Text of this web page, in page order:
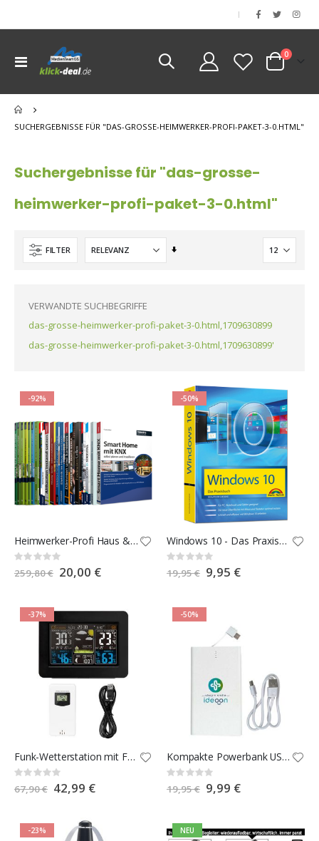
|
Navigation
umschalten
Cart
0Artikel
SUCHERGEBNISSE FÜR "DAS-GROSSE-HEIMWERKER-PROFI-PAKET-3-0.HTML"
Suchergebnisse für "das-grosse-
heimwerker-profi-paket-3-0.html"
FILTER
Aufsteigend
VERWANDTE SUCHBEGRIFFE
das-grosse-heimwerker-profi-paket-3-0.html,1709630899
das-grosse-heimwerker-profi-paket-3-0.html,1709630899'
-92%
Heimwerker-Profi Haus & Garten 2.0 E-Book-Paket
Rating:
0%
259,80 € Special
Price
20,00 €
-50%
Windows 10 - Das Praxisbuch
Rating:
0%
19,95 € Special
Price
9,95 €
-37%
Funk-Wetterstation mit Farbdisplay
Rating:
0%
67,90 € Special
Price
42,99 €
-50%
Kompakte Powerbank USB-C 4.000 mAh
Rating:
0%
19,95 € Special
Price
9,99 €
-23% NEU